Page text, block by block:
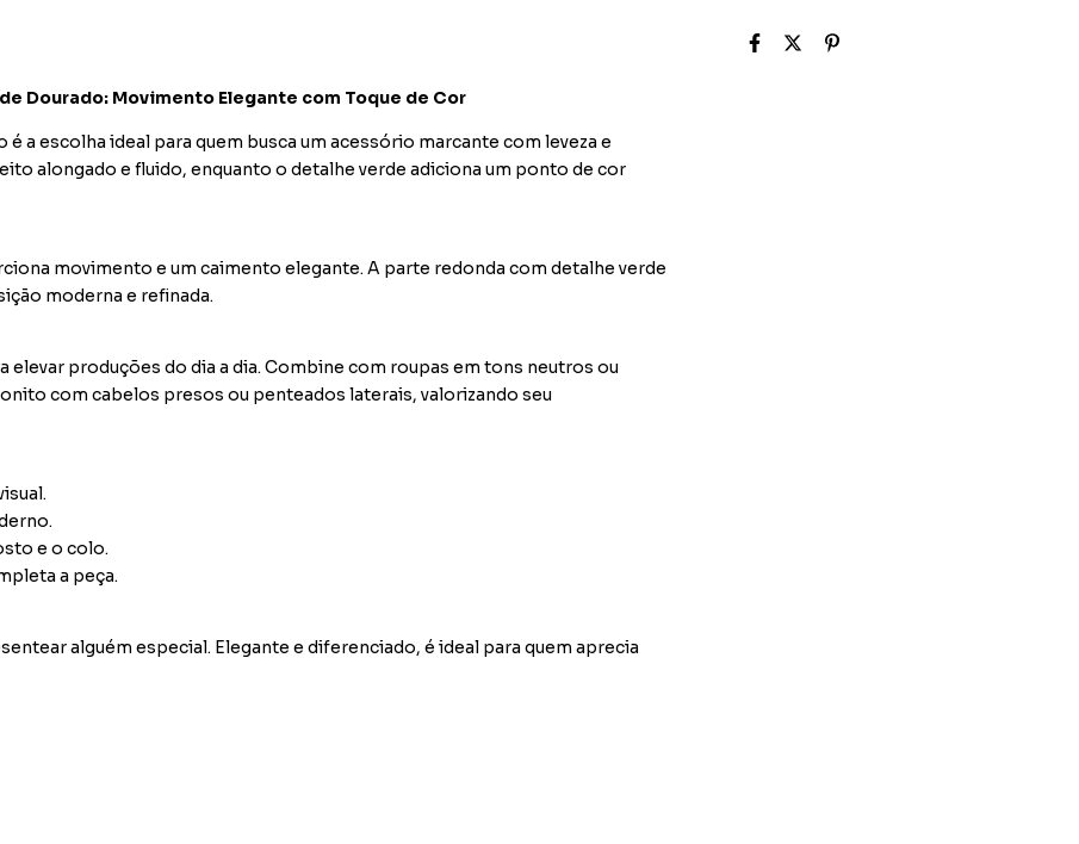
Dourado: Movimento Elegante com Toque de Cor
a escolha ideal para quem busca um acessório marcante com leveza e
alongado e fluido, enquanto o detalhe verde adiciona um ponto de cor
movimento e um caimento elegante. A parte redonda com detalhe verde
moderna e refinada.
produções do dia a dia. Combine com roupas em tons neutros ou
com cabelos presos ou penteados laterais, valorizando seu
e o colo.
a peça.
alguém especial. Elegante e diferenciado, é ideal para quem aprecia